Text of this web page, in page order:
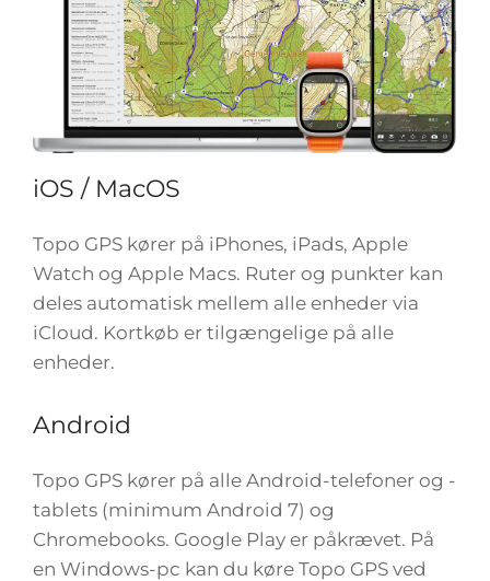
iOS / MacOS
Topo GPS kører på iPhones, iPads, Apple
Watch og Apple Macs. Ruter og punkter kan
deles automatisk mellem alle enheder via
iCloud. Kortkøb er tilgængelige på alle
enheder.
Android
Topo GPS kører på alle Android-telefoner og -
tablets (minimum Android 7) og
Chromebooks. Google Play er påkrævet. På
en Windows-pc kan du køre Topo GPS ved